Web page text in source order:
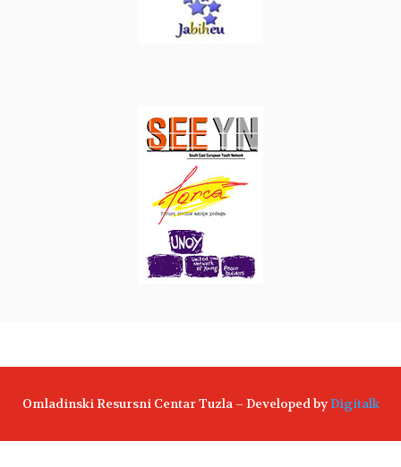
Omladinski Resursni Centar Tuzla – Developed byDigitalk